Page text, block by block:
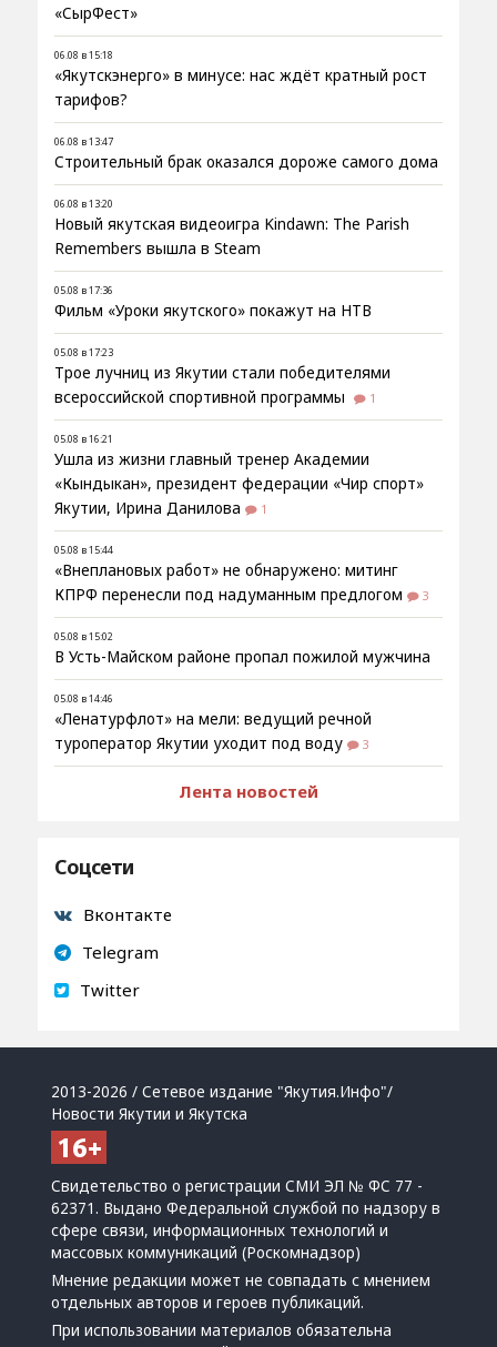
«СырФест»
06.08 в 15:18
«Якутскэнерго» в минусе: нас ждёт кратный рост
тарифов?
06.08 в 13:47
Строительный брак оказался дороже самого дома
06.08 в 13:20
Новый якутская видеоигра Kindawn: The Parish
Remembers вышла в Steam
05.08 в 17:36
Фильм «Уроки якутского» покажут на НТВ
05.08 в 17:23
Трое лучниц из Якутии стали победителями
всероссийской спортивной программы
1
05.08 в 16:21
Ушла из жизни главный тренер Академии
«Кындыкан», президент федерации «Чир спорт»
Якутии, Ирина Данилова
1
05.08 в 15:44
«Внеплановых работ» не обнаружено: митинг
КПРФ перенесли под надуманным предлогом
3
05.08 в 15:02
В Усть-Майском районе пропал пожилой мужчина
05.08 в 14:46
«Ленатурфлот» на мели: ведущий речной
туроператор Якутии уходит под воду
3
Лента новостей
Соцсети
Вконтакте
Telegram
Twitter
2013-2026 / Сетевое издание "Якутия.Инфо"/
Новости Якутии и Якутска
Свидетельство о регистрации СМИ ЭЛ № ФС 77 -
62371. Выдано Федеральной службой по надзору в
сфере связи, информационных технологий и
массовых коммуникаций (Роскомнадзор)
Мнение редакции может не совпадать с мнением
отдельных авторов и героев публикаций.
При использовании материалов обязательна